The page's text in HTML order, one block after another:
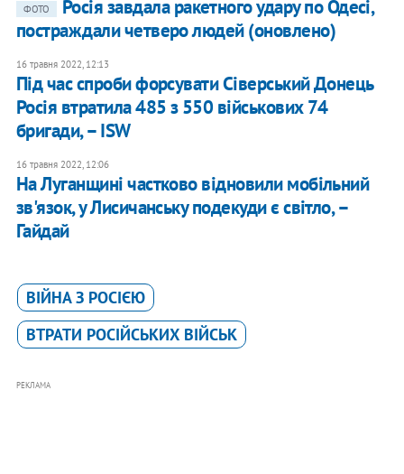
ФОТО
Росія завдала ракетного удару по Одесі,
постраждали четверо людей (оновлено)
16 травня 2022, 12:13
Під час спроби форсувати Сіверський Донець
Росія втратила 485 з 550 військових 74
бригади, – ISW
16 травня 2022, 12:06
На Луганщині частково відновили мобільний
зв'язок, у Лисичанську подекуди є світло, –
Гайдай
ВІЙНА З РОСІЄЮ
ВТРАТИ РОСІЙСЬКИХ ВІЙСЬК
РЕКЛАМА